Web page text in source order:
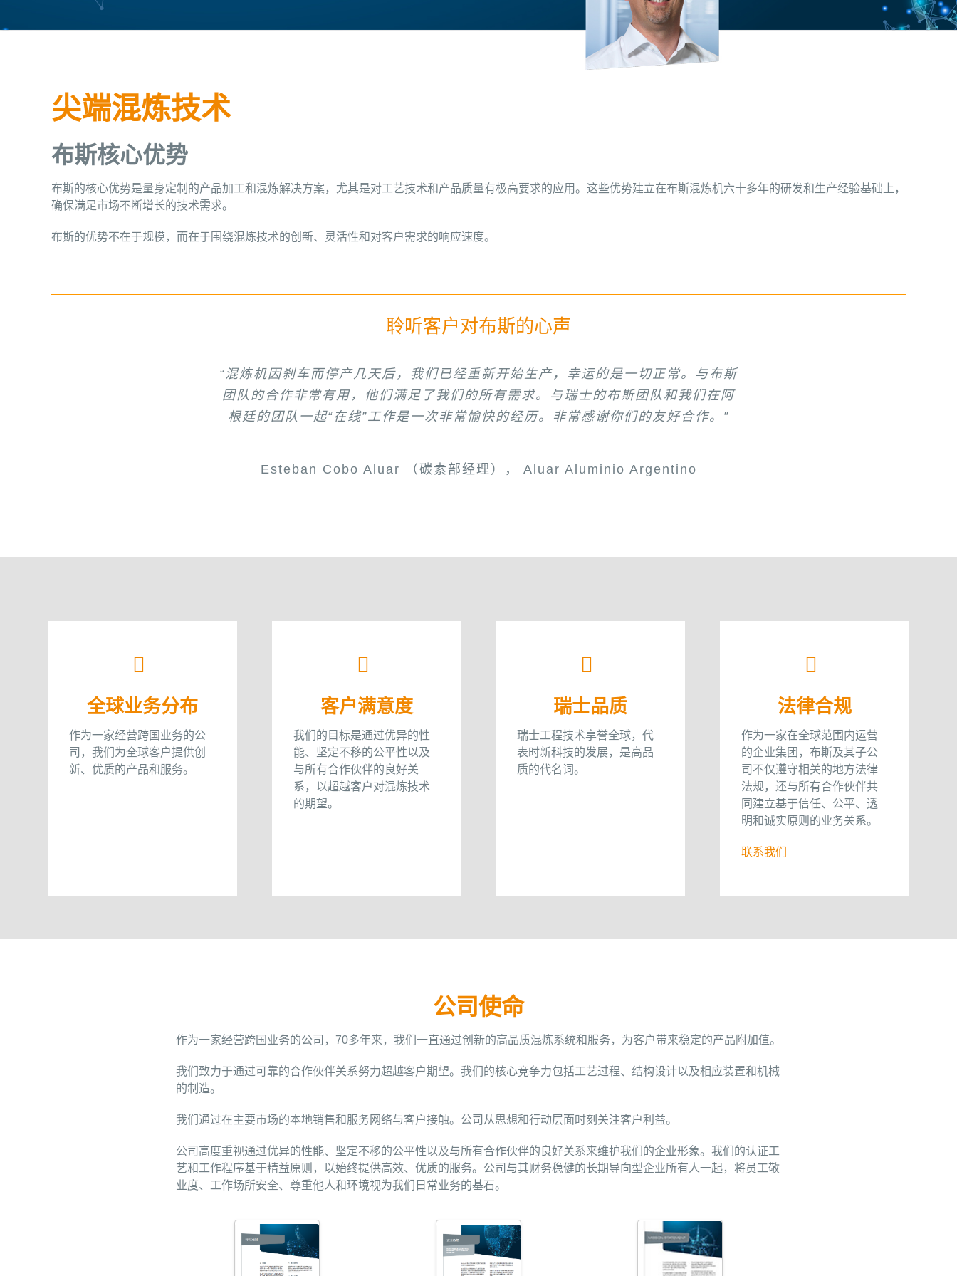
尖端混炼技术
布斯核心优势
布斯的核心优势是量身定制的产品加工和混炼解决方案，尤其是对工艺技术和产品质量有极高要求的应用。这些优势建立在布斯混炼机六十多年的研发和生产经验基础上，
确保满足市场不断增长的技术需求。
布斯的优势不在于规模，而在于围绕混炼技术的创新、灵活性和对客户需求的响应速度。
聆听客户对布斯的心声
“混炼机因刹车而停产几天后，我们已经重新开始生产，幸运的是一切正常。与布斯
团队的合作非常有用，他们满足了我们的所有需求。与瑞士的布斯团队和我们在阿
根廷的团队一起“在线”工作是一次非常愉快的经历。非常感谢你们的友好合作。”
Esteban Cobo Aluar （碳素部经理）， Aluar Aluminio Argentino
“自从我们与布斯建立合作关系以来，PLASCOM 就成功地利用布斯混炼生产线生产
电线电缆用聚合物化合物。”
“布斯是一个很好的合作伙伴，因为它的产品质量和产量都很高，维修费用很低，很
少需要备件。布斯混炼机是一款非常好的产品，它具有独特的功能。”
“我对你们从项目开始以来一直给予的支持和理解表示衷心的感谢。你们的辛勤工作
为NFC和布斯的长期合作奠定了坚实的基础。我希望我们能继续真诚合作，坚持不
懈地提供技术服务和维修工作，为NFC和布斯树立良好的声誉而努力。”
Hao先生, NFC项目经理
“布斯是一个很好的合作伙伴，因为布斯是高科技公司。谢谢你们的出色工作。”
Mohammed Jouda Abdul Aziz （PVC 工厂生产经理）Bahra Cables
“布斯混炼机配混性能好，质量高。”
SIPCHEM, Gulf Advanced Cable Insulation
“布斯是一个优秀的合作伙伴，因为它的配混使产品达到了非常好的性能。另外，布
斯团队的技术支持也很完善。在商业上，布斯意味着充分了解。”
全球业务分布
作为一家经营跨国业务的公
司，我们为全球客户提供创
新、优质的产品和服务。
客户满意度
我们的目标是通过优异的性
能、坚定不移的公平性以及
与所有合作伙伴的良好关
系，以超越客户对混炼技术
的期望。
瑞士品质
瑞士工程技术享誉全球，代
表时新科技的发展，是高品
质的代名词。
法律合规
作为一家在全球范围内运营
的企业集团，布斯及其子公
司不仅遵守相关的地方法律
法规，还与所有合作伙伴共
同建立基于信任、公平、透
明和诚实原则的业务关系。
联系我们
公司使命
作为一家经营跨国业务的公司，70多年来，我们一直通过创新的高品质混炼系统和服务，为客户带来稳定的产品附加值。
我们致力于通过可靠的合作伙伴关系努力超越客户期望。我们的核心竞争力包括工艺过程、结构设计以及相应装置和机械
的制造。
我们通过在主要市场的本地销售和服务网络与客户接触。公司从思想和行动层面时刻关注客户利益。
公司高度重视通过优异的性能、坚定不移的公平性以及与所有合作伙伴的良好关系来维护我们的企业形象。我们的认证工
艺和工作程序基于精益原则，以始终提供高效、优质的服务。公司与其财务稳健的长期导向型企业所有人一起，将员工敬
业度、工作场所安全、尊重他人和环境视为我们日常业务的基石。